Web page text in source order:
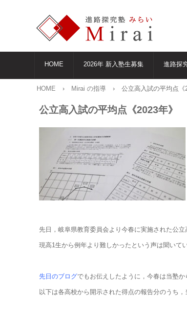
HOME 2026年 新入塾生募集 進路探
HOME › Mirai の指導 › 公立高入試の平均点《
公立高入試の平均点《2023年》
先日，岐阜県教育委員会より今春に実施された公
現高1生から例年より難しかったという声は聞いて
先日のブログでもお伝えしたように，今春は当塾
以下は各高校から開示された得点の報告分のうち，